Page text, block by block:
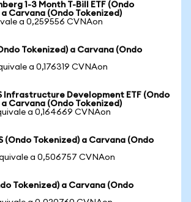
1-3 Month T-Bill ETF (Ondo
Carvana (Ondo Tokenized)
a 0,259556 CVNAon
Tokenized) a Carvana (Ondo
a 0,176319 CVNAon
Infrastructure Development ETF (Ondo
Carvana (Ondo Tokenized)
a 0,164669 CVNAon
(Ondo Tokenized) a Carvana (Ondo
a 0,506757 CVNAon
Tokenized) a Carvana (Ondo